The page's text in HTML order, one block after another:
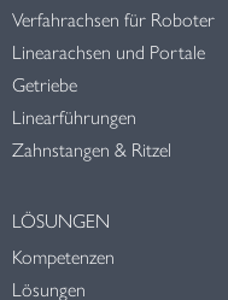
Verfahrachsen für Roboter
Linearachsen und Portale
Getriebe
Linearführungen
Zahnstangen & Ritzel
LÖSUNGEN
Kompetenzen
Lösungen